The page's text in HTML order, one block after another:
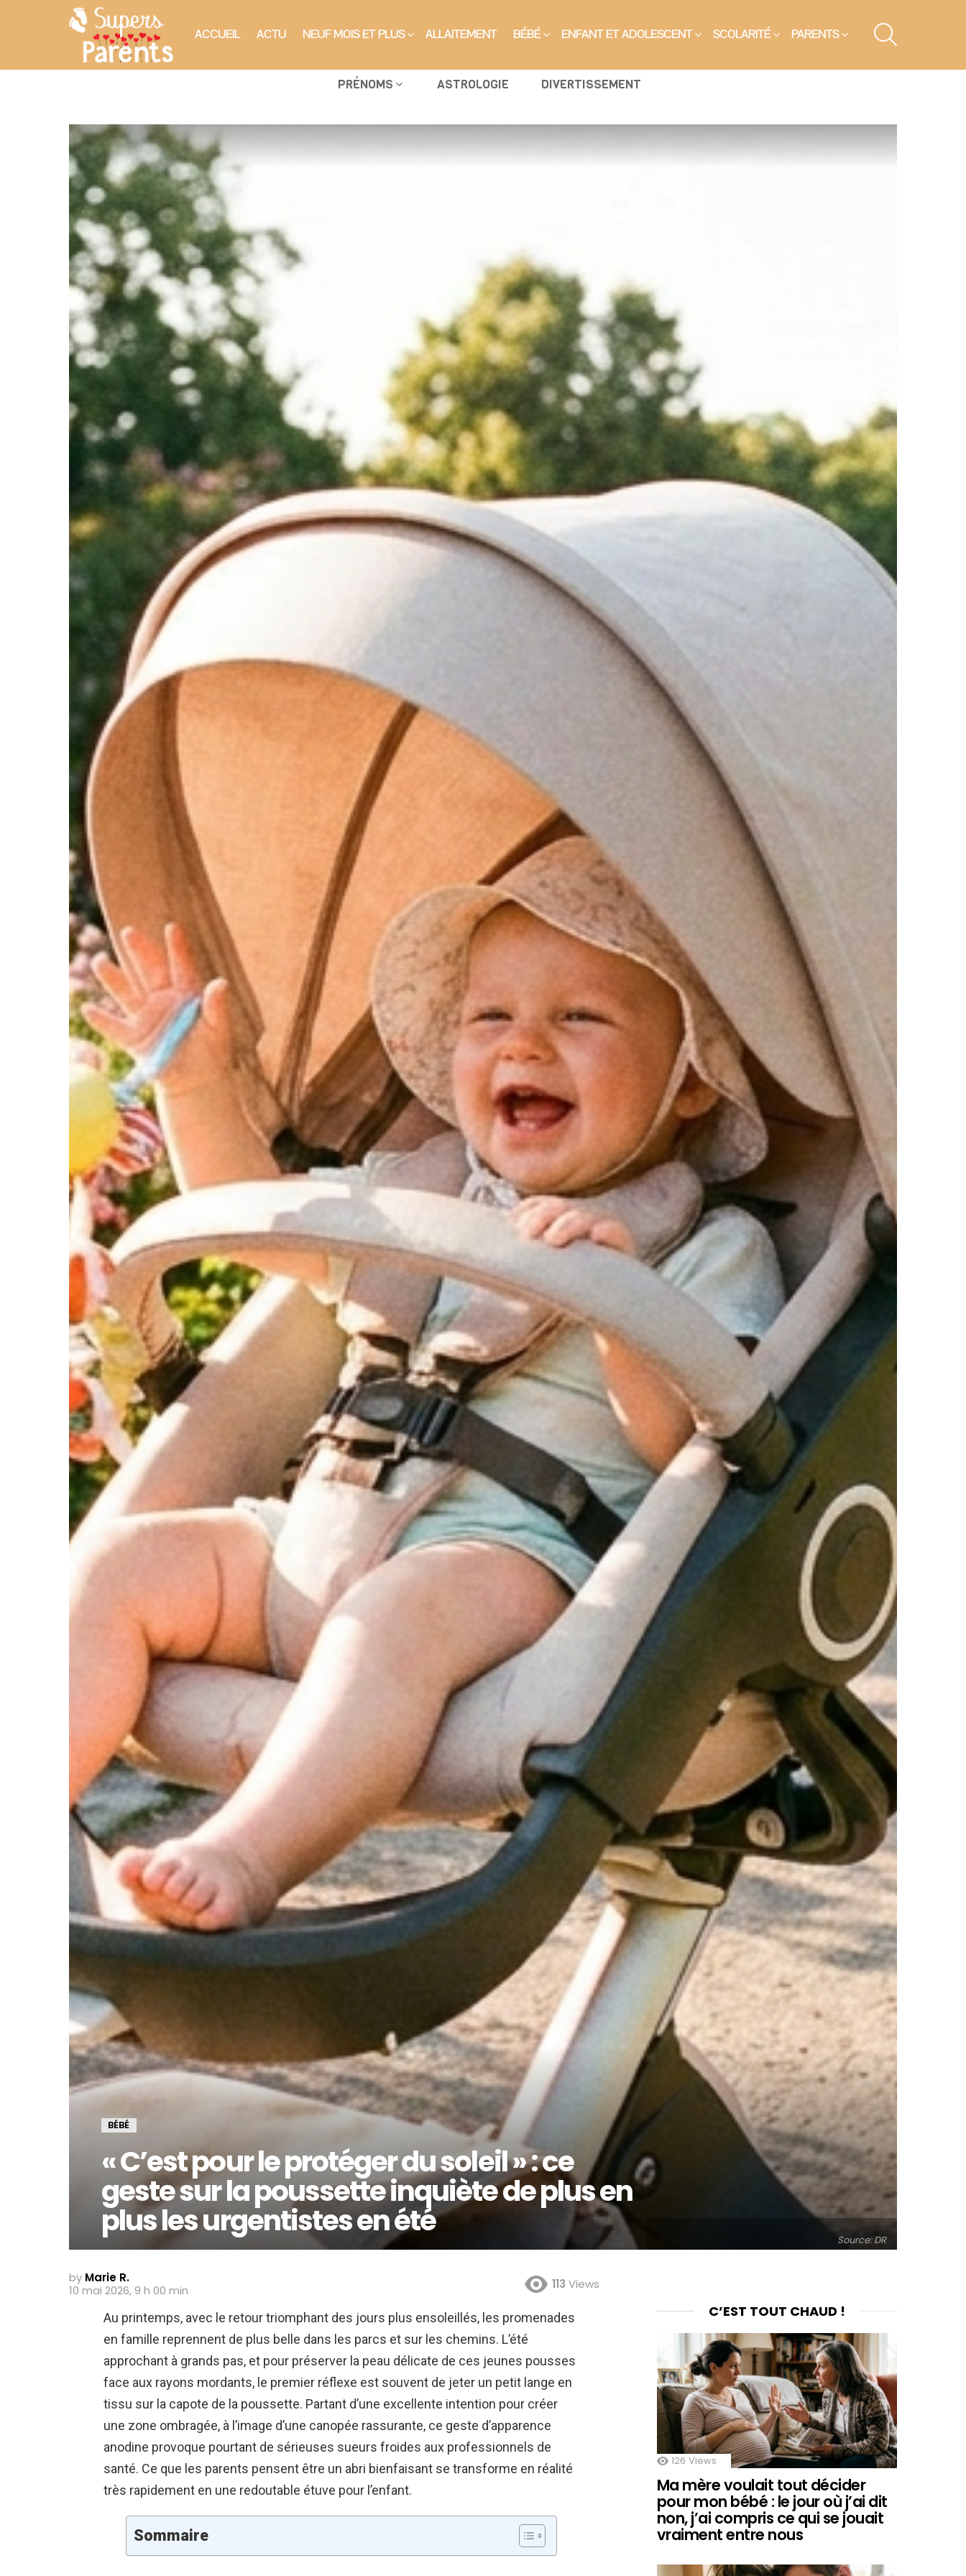
ACCUEIL ACTU NEUF MOIS ET PLUS ALLAITEMENT BÉBÉ ENFANT ET ADOLESCENT SCOLARITÉ PARENTS
PRÉNOMS ASTROLOGIE DIVERTISSEMENT
BÉBÉ
« C’est pour le protéger du soleil » : ce
geste sur la poussette inquiète de plus en
plus les urgentistes en été
Source: DR
by Marie R.
10 mai 2026, 9 h 00 min
113 Views
Au printemps, avec le retour triomphant des jours plus ensoleillés, les promenades
en famille reprennent de plus belle dans les parcs et sur les chemins. L’été
approchant à grands pas, et pour préserver la peau délicate de ces jeunes pousses
face aux rayons mordants, le premier réflexe est souvent de jeter un petit lange en
tissu sur la capote de la poussette. Partant d’une excellente intention pour créer
une zone ombragée, à l’image d’une canopée rassurante, ce geste d’apparence
anodine provoque pourtant de sérieuses sueurs froides aux professionnels de
santé. Ce que les parents pensent être un abri bienfaisant se transforme en réalité
très rapidement en une redoutable étuve pour l’enfant.
Sommaire
C’EST TOUT CHAUD !
126 Views
Ma mère voulait tout décider
pour mon bébé : le jour où j’ai dit
non, j’ai compris ce qui se jouait
vraiment entre nous